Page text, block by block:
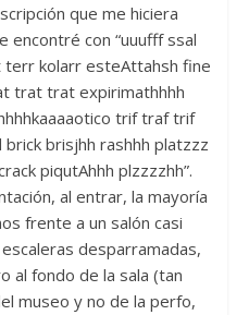
que me hiciera
encontré con “uuufff ssal
kolarr esteAttahsh fine
trat trat expirimathhhh
trif traf trif
brisjhh rashhh platzzz
piqutAhhh plzzzzhh”.
al entrar, la mayoría
frente a un salón casi
desparramadas,
al fondo de la sala (tan
museo y no de la perfo,